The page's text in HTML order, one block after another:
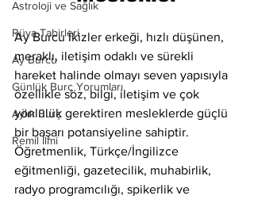
Astroloji ve Sağlık
Rüya Tabirleri
Ay Burcu
Günlük Burç Yorumları
Aylık Burç
Remil İlmi
Ay Burcu İkizler erkeği, hızlı düşünen,
meraklı, iletişim odaklı ve sürekli
hareket halinde olmayı seven yapısıyla
özellikle söz, bilgi, iletişim ve çok
yönlülük gerektiren mesleklerde güçlü
bir başarı potansiyeline sahiptir.
Öğretmenlik, Türkçe/İngilizce
eğitmenliği, gazetecilik, muhabirlik,
radyo programcılığı, spikerlik ve